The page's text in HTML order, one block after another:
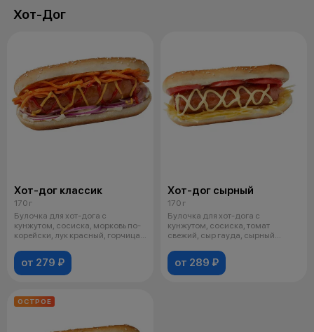
Хот-Дог
Хот-дог классик
170 г
Булочка для хот-дога с
кунжутом, сосиска, морковь по-
корейски, лук красный, горчица,
от 279 ₽
Хот-дог сырный
170 г
Булочка для хот-дога с
кунжутом, сосиска, томат
свежий, сыр гауда, сырный
от 289 ₽
ОСТРОЕ